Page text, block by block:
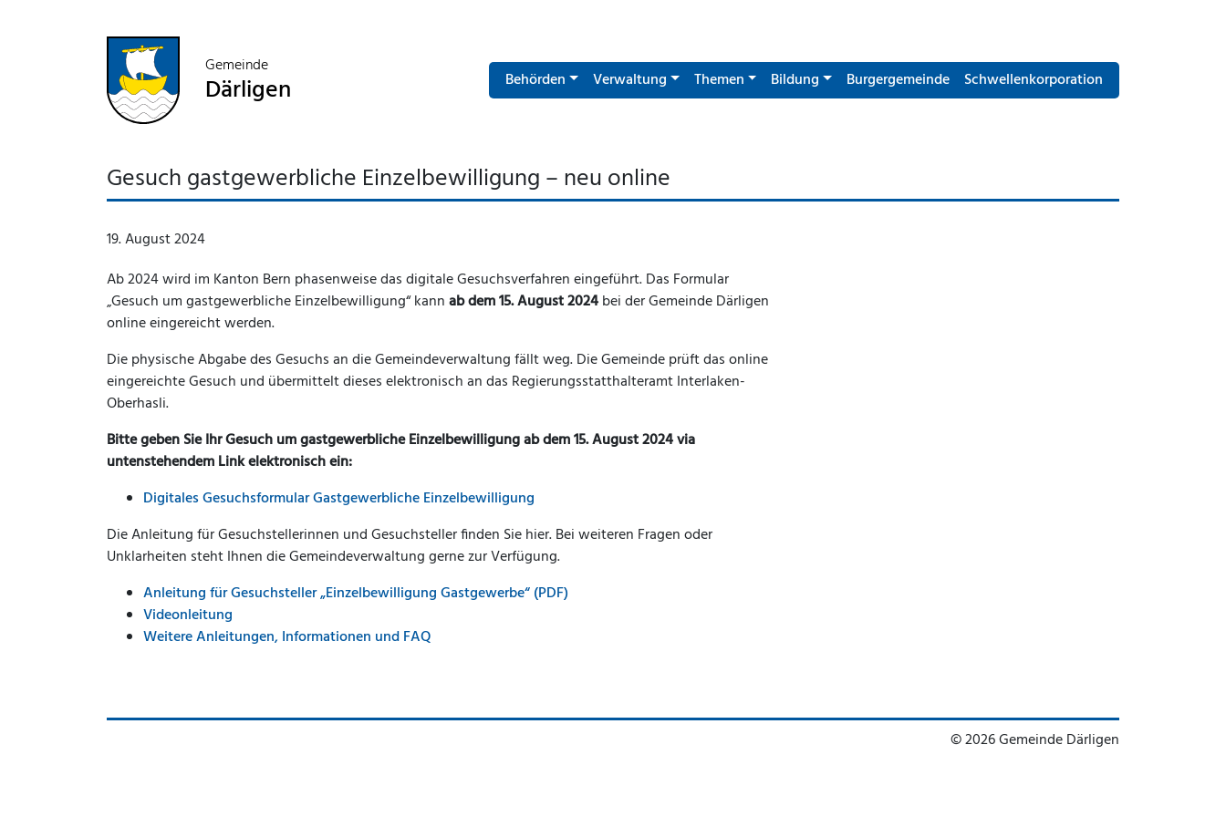
Gemeinde
Därligen Behörden Verwaltung Themen Bildung Burgergemeinde Schwellenkorporation
Gesuch gastgewerbliche Einzelbewilligung – neu online
19. August 2024
Ab 2024 wird im Kanton Bern phasenweise das digitale Gesuchsverfahren eingeführt. Das Formular
„Gesuch um gastgewerbliche Einzelbewilligung“ kannab dem 15. August 2024bei der Gemeinde Därligen
online eingereicht werden.
Die physische Abgabe des Gesuchs an die Gemeindeverwaltung fällt weg. Die Gemeinde prüft das online
eingereichte Gesuch und übermittelt dieses elektronisch an das Regierungsstatthalteramt Interlaken-
Oberhasli.
Bitte geben Sie Ihr Gesuch um gastgewerbliche Einzelbewilligung ab dem 15. August 2024 via
untenstehendem Link elektronisch ein:
Digitales Gesuchsformular Gastgewerbliche Einzelbewilligung
Die Anleitung für Gesuchstellerinnen und Gesuchsteller finden Sie hier. Bei weiteren Fragen oder
Unklarheiten steht Ihnen die Gemeindeverwaltung gerne zur Verfügung.
Anleitung für Gesuchsteller „Einzelbewilligung Gastgewerbe“ (PDF)
Videonleitung
Weitere Anleitungen, Informationen und FAQ
© 2026 Gemeinde Därligen